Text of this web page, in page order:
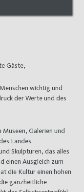
Gäste,
wichtig und
der Werte und des
Galerien und
Landes.
Skulpturen, das alles
einen Ausgleich zum
die Kultur einen hohen
ganzheitliche